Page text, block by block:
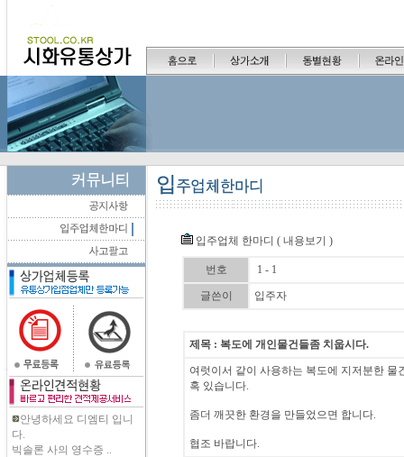
안녕하세요 디엠티 입니
다.
빅솔론 사의 영수증 ..
입주업체 한마디 ( 내용보기 )
번호 1 - 1
글쓴이 입주자
제목 : 복도에 개인물건들좀 치웁시다.
여럿이서 같이 사용하는 복도에 지저분한
혹 있습니다.
좀더 깨끗한 환경을 만들었으면 합니다.
협조 바랍니다.